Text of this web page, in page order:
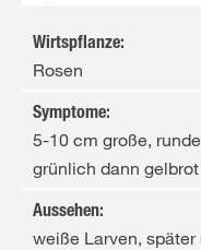
Wirtspflanze:
Rosen
Symptome:
5-10 cm große,
grünlich dann gelbrot
Aussehen:
weiße Larven,